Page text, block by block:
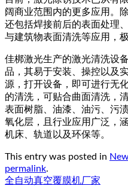
阔商业范围内的更多应用。
还包括焊接前后的表面处理
与建筑物表面清洗等应用，
佳梆激光生产的激光清洗设
品，其易于安装、操控以及
源，打开设备，即可进行无
的清洗，可贴合曲面清洗，
表面树脂、油漆、油污、污
氧化层，且行业应用广泛，
机床、轨道以及环保等。
This entry was posted in
permalink.
全自动真空覆膜机厂家